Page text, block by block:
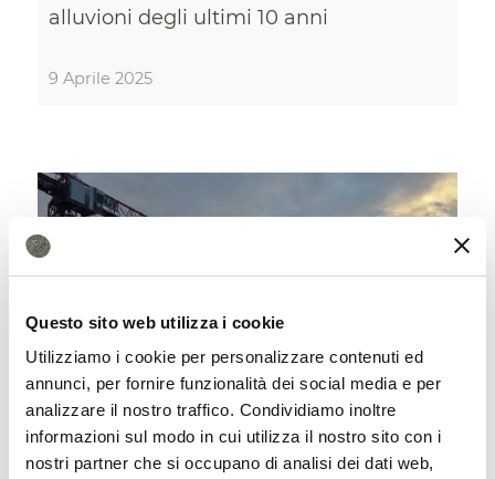
Questo sito web utilizza i cookie
Utilizziamo i cookie per personalizzare contenuti ed
annunci, per fornire funzionalità dei social media e per
analizzare il nostro traffico. Condividiamo inoltre
informazioni sul modo in cui utilizza il nostro sito con i
nostri partner che si occupano di analisi dei dati web,
alluvioni degli ultimi 10 anni
9 Aprile 2025